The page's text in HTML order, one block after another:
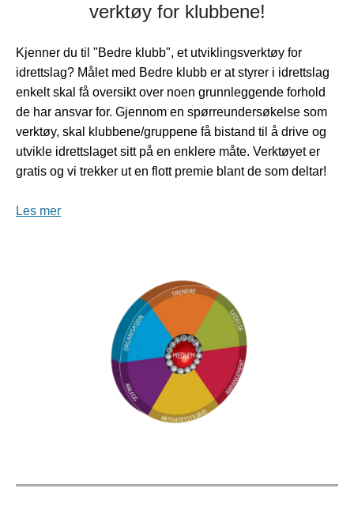
verktøy for klubbene!
Kjenner du til "Bedre klubb", et utviklingsverktøy for
idrettslag? Målet med Bedre klubb er at styrer i idrettslag
enkelt skal få oversikt over noen grunnleggende forhold
de har ansvar for. Gjennom en spørreundersøkelse som
verktøy, skal klubbene/gruppene få bistand til å drive og
utvikle idrettslaget sitt på en enklere måte. Verktøyet er
gratis og vi trekker ut en flott premie blant de som deltar!
Les mer